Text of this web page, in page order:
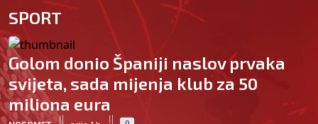
SPORT
Golom donio Španiji naslov prvaka
svijeta, sada mijenja klub za 50
miliona eura
| | 0